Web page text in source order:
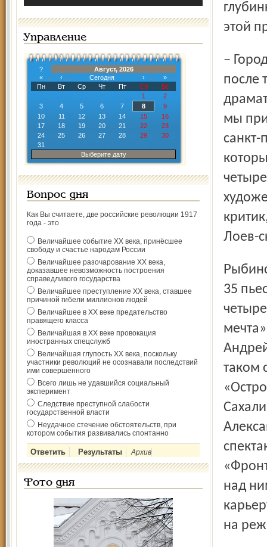
Управление
?
Август, 2026
«
‹ Сегодня ›
»
Пн
Вт Ср Чт Пт Сб
Вс
1
2
3
4 5 6 7 8
9
10
11 12 13 14 15
16
17
18 19 20 21 22
23
24
25 26 27 28 29
30
31
Выберите дату
Вопрос дня
Как Вы считаете, две российские революции 1917
года - это
Величайшее событие ХХ века, принёсшее
свободу и счастье народам России
Величайшее разочарование ХХ века,
доказавшее невозможность построения
справедливого государства
Величайшее преступление ХХ века, ставшее
причиной гибели миллионов людей
Величайшее в ХХ веке предательство
правящего класса
Величайшая в ХХ веке провокация
иностранных спецслужб
Величайшая глупость ХХ века, поскольку
участники революций не осознавали последствий
ими совершённого
Всего лишь не удавшийся социальный
эксперимент
Следствие преступной слабости
государственной власти
Неудачное стечение обстоятельств, при
котором события развивались спонтанно
Архив
Фото дня
этой
– Города мы выбирали сами. Рыбинск попал в программу
после
мы
санкт-
Лоев-
Рыбинскому драматическому театру были предложены
35
таком
над
на